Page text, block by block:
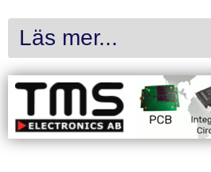
Läs mer...